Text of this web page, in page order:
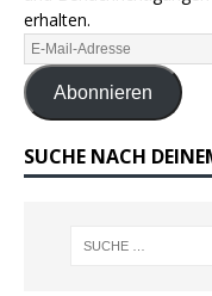
erhalten.
Abonnieren
SUCHE NACH